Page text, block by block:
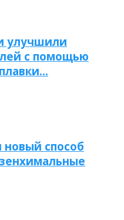
улучшили
с помощью
способ